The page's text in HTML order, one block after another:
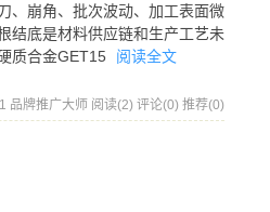
、崩角、批次波动、加工表面微
结底是材料供应链和生产工艺未
质合金GET15
阅读全文
品牌推广大师 阅读(2) 评论(0) 推荐(0)